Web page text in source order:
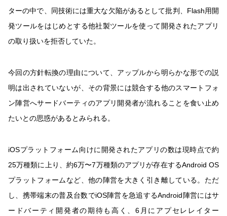
ターの中で、同技術には重大な欠陥があるとして批判、Flash用開
発ツールをはじめとする他社製ツールを使って開発されたアプリ
の取り扱いを拒否していた。
今回の方針転換の理由について、アップルから明らかな形での説
明は出されていないが、その背景には競合する他のスマートフォ
ン陣営へサードバーティのアプリ開発者が流れることを食い止め
たいとの思惑があるとみられる。
iOSプラットフォーム向けに開発されたアプリの数は現時点で約
25万種類に上り、約6万〜7万種類のアプリが存在するAndroid OS
プラットフォームなど、他の陣営を大きく引き離している。ただ
し、携帯端末の普及台数でiOS陣営を急追するAndroid陣営にはサ
ードバーティ開発者の期待も高く、6月にアプセレレイター